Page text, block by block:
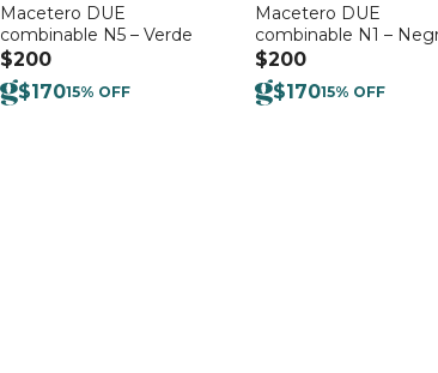
Macetero DUE
combinable N5 – Verde
$200
$17015% OFF
Macetero DUE
combinable N1 –
$200
$17015% OFF